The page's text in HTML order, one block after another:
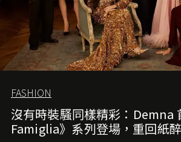
FASHION
沒有時裝騷同樣精彩：Demna
Famiglia》系列登場，重回紙